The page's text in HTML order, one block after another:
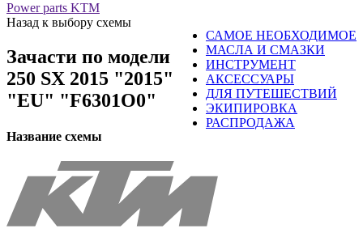
Power parts KTM
САМОЕ НЕОБХОДИМОЕ
МАСЛА И СМАЗКИ
ИНСТРУМЕНТ
АКСЕССУАРЫ
ДЛЯ ПУТЕШЕСТВИЙ
ЭКИПИРОВКА
РАСПРОДАЖА
Назад к выбору схемы
Зачасти по модели
250 SX 2015 "2015"
"EU" "F6301O0"
Название схемы